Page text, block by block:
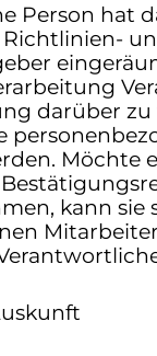
Person hat
darüber zu
Möchte
kann sie